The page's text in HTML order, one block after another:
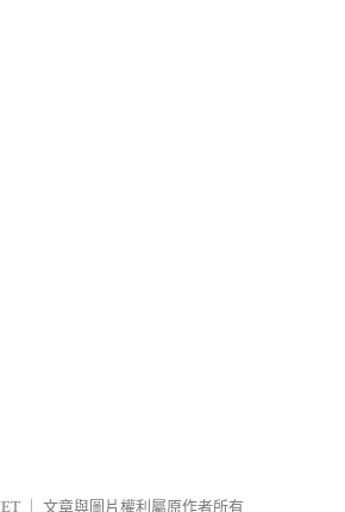
文章與圖片權利屬原作者所有